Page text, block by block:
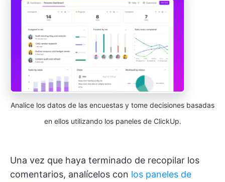
Analice los datos de las encuestas y tome decisiones basadas
en ellos utilizando los paneles de ClickUp.
Una vez que haya terminado de recopilar los
comentarios, analícelos con los paneles de